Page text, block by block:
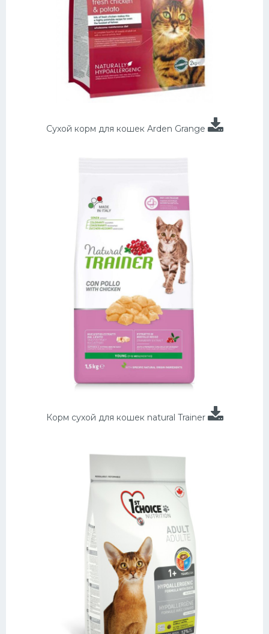
Сухой корм для кошек Arden Grange
Корм сухой для кошек natural Trainer